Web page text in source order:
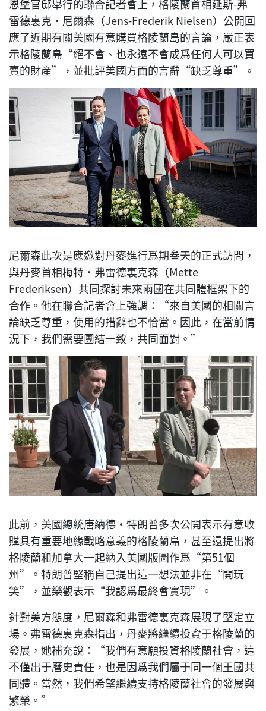
恩堡官邸舉行的聯合記者會上，格陵蘭首相延斯-弗
雷德裏克·尼爾森（Jens-Frederik Nielsen）公開回
應了近期有關美國有意購買格陵蘭島的言論，嚴正表
示格陵蘭島“絕不會、也永遠不會成爲任何人可以買
賣的財産”，並批評美國方面的言辭“缺乏尊重”。
尼爾森此次是應邀對丹麥進行爲期叁天的正式訪問，
與丹麥首相梅特·弗雷德裏克森（Mette
Frederiksen）共同探討未來兩國在共同體框架下的
合作。他在聯合記者會上強調：“來自美國的相關言
論缺乏尊重，使用的措辭也不恰當。因此，在當前情
況下，我們需要團結一致，共同面對。”
此前，美國總統唐納德·特朗普多次公開表示有意收
購具有重要地緣戰略意義的格陵蘭島，甚至還提出將
格陵蘭和加拿大一起納入美國版圖作爲“第51個
州”。特朗普堅稱自己提出這一想法並非在“開玩
笑”，並樂觀表示“我認爲最終會實現”。
針對美方態度，尼爾森和弗雷德裏克森展現了堅定立
場。弗雷德裏克森指出，丹麥將繼續投資于格陵蘭的
發展，她補充說：“我們有意願投資格陵蘭社會，這
不僅出于曆史責任，也是因爲我們屬于同一個王國共
同體。當然，我們希望繼續支持格陵蘭社會的發展與
繁榮。”